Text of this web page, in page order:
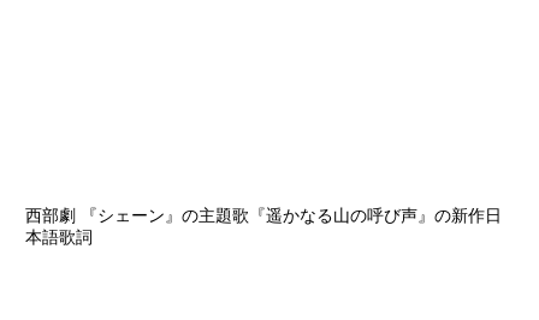
西部劇 『シェーン』の主題歌『遥かなる山の呼び声』の新作日
本語歌詞